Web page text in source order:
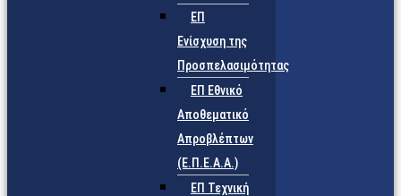
ΕΠ
Ενίσχυση της
Προσπελασιμότητας
ΕΠ Εθνικό
Αποθεματικό
Απροβλέπτων
(Ε.Π.Ε.Α.Α.)
ΕΠ Τεχνική